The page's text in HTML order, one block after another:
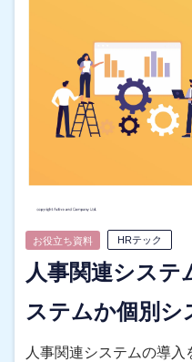
お役立ち資料 HRテック
人事関連システ
ステムか個別
人事関連システムの導